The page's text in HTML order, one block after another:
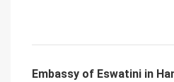
Embassy of Eswatini in